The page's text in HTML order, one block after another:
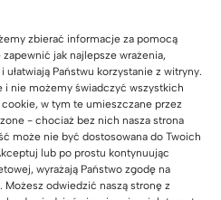
zbierać informacje za pomocą
jak najlepsze wrażenia,
Państwu korzystanie z witryny.
i nie możemy świadczyć wszystkich
w tym te umieszczane przez
- chociaż bez nich nasza strona
może nie być dostosowana do Twoich
lub po prostu kontynuując
wyrażają Państwo zgodę na
odwiedzić naszą stronę z
z podświetleniem
HÖLSCHER z